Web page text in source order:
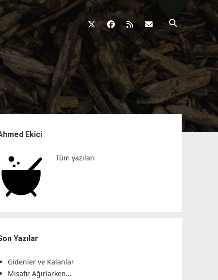
twitterfacebook
rss
Ekici
Tüm yazıları
Yazılar
Gidenler ve Kalanlar
Misafir Ağırlarken…